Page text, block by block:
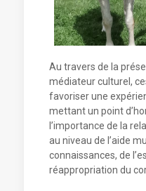
Au travers de la
médiateur culturel,
favoriser une
mettant un point
l’importance de la
au niveau de l’aide
connaissances, de
réappropriation du